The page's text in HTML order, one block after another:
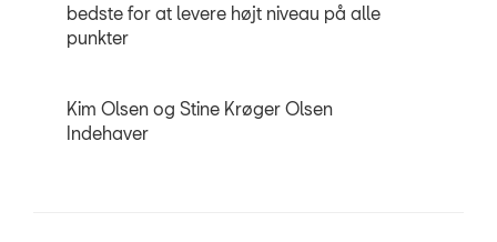
bedste for at levere højt niveau på alle
punkter
Kim Olsen og Stine Krøger Olsen
Indehaver